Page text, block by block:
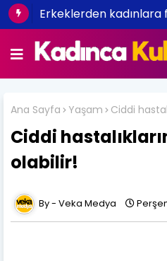
Erkeklerden
Ana Sayfa Yaşam Ciddi
Ciddi
olabilir!
Veka Medya